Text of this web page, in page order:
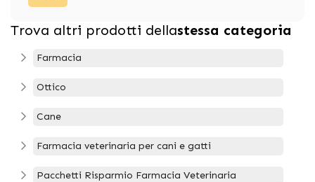
Trova altri prodotti dellastessa categoria
Farmacia
Ottico
Cane
Farmacia veterinaria per cani e gatti
Pacchetti Risparmio Farmacia Veterinaria